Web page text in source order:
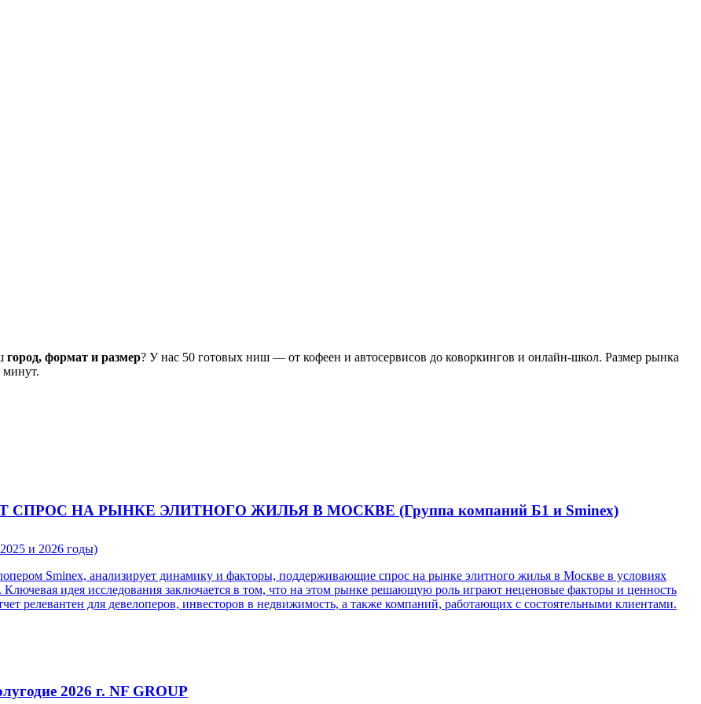
город, формат и размер? У нас 50 готовых ниш — от кофеен и автосервисов до коворкингов и онлайн-школ. Размер рынка
минут.
НА РЫНКЕ ЭЛИТНОГО ЖИЛЬЯ В МОСКВЕ (Группа компаний Б1 и Sminex)
и 2026 годы)
Sminex, анализирует динамику и факторы, поддерживающие спрос на рынке элитного жилья в Москве в условиях
идея исследования заключается в том, что на этом рынке решающую роль играют неценовые факторы и ценность
релевантен для девелоперов, инвесторов в недвижимость, а также компаний, работающих с состоятельными клиентами.
2026 г. NF GROUP